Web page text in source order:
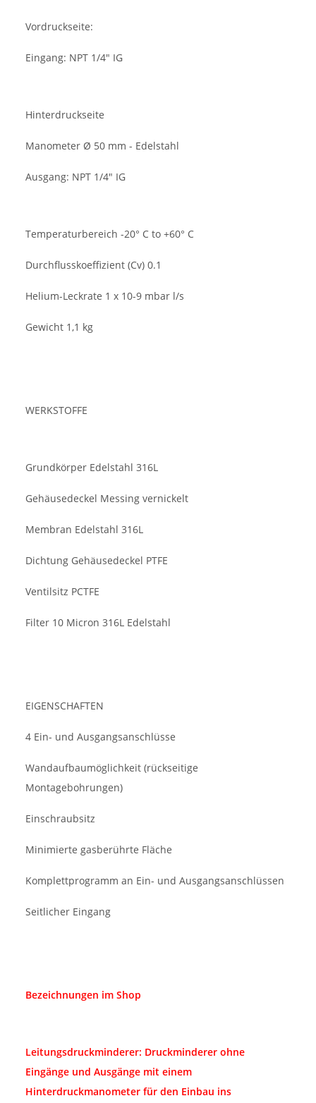
Vordruckseite:
Eingang: NPT 1/4" IG
Hinterdruckseite
Manometer Ø 50 mm - Edelstahl
Ausgang: NPT 1/4" IG
Temperaturbereich -20° C to +60° C
Durchflusskoeffizient (Cv) 0.1
Helium-Leckrate 1 x 10-9 mbar l/s
Gewicht 1,1 kg
WERKSTOFFE
Grundkörper Edelstahl 316L
Gehäusedeckel Messing vernickelt
Membran Edelstahl 316L
Dichtung Gehäusedeckel PTFE
Ventilsitz PCTFE
Filter 10 Micron 316L Edelstahl
EIGENSCHAFTEN
4 Ein- und Ausgangsanschlüsse
Wandaufbaumöglichkeit (rückseitige
Montagebohrungen)
Einschraubsitz
Minimierte gasberührte Fläche
Komplettprogramm an Ein- und Ausgangsanschlüssen
Seitlicher Eingang
Bezeichnungen im Shop
Leitungsdruckminderer: Druckminderer ohne
Eingänge und Ausgänge mit einem
Hinterdruckmanometer für den Einbau ins